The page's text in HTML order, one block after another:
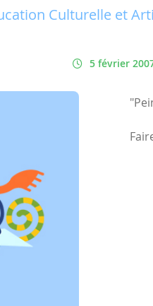
Culturelle et
5 février